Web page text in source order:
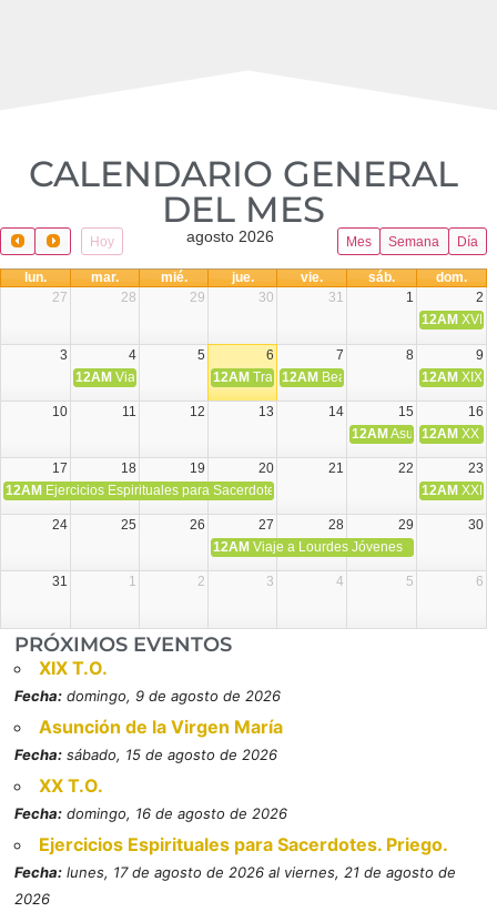
CALENDARIO GENERAL
DEL MES​
Hoy Mes Semana Día
agosto 2026
lun. mar. mié. jue. vie. sáb.
dom.
27
28 29 30 31 1
2
12AM XVIII
3 4 5 6 7 8
9
12AM Viaje Diocesano a Japón.
12AM Transfiguración del Señor
12AM Beatos Cruz Laplana,
12AM XIX
10 11 12 13 14 15
16
12AM Asunción de la
12AM XX
17 18 19 20 21 22
23
12AM Ejercicios Espirituales para Sacerdotes. Priego. 12AM XXI
24 25 26 27 28 29
30
12AM Viaje a Lourdes Jóvenes
31 1 2 3 4 5 6
PRÓXIMOS EVENTOS
XIX T.O.
Fecha: domingo, 9 de agosto de 2026
Asunción de la Virgen María
Fecha: sábado, 15 de agosto de 2026
XX T.O.
Fecha: domingo, 16 de agosto de 2026
Ejercicios Espirituales para Sacerdotes. Priego.
Fecha: lunes, 17 de agosto de 2026 al viernes, 21 de agosto de
2026